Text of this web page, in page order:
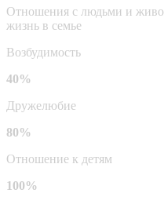
Отношения с людьми и
жизнь в семье
Возбудимость
40%
Дружелюбие
80%
Отношение к детям
100%